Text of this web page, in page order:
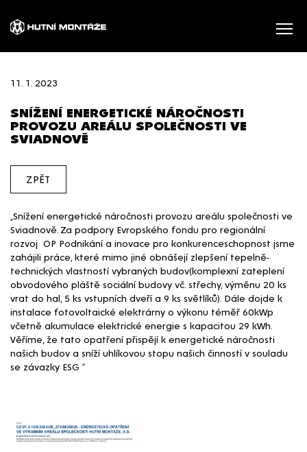
11. 1. 2023
SNÍŽENÍ ENERGETICKÉ NÁROČNOSTI
PROVOZU AREÁLU SPOLEČNOSTI VE
SVIADNOVĚ
ZPĚT
„Snížení energetické náročnosti provozu areálu společnosti ve
Sviadnově. Za podpory Evropského fondu pro regionální
rozvoj OP Podnikání a inovace pro konkurenceschopnost jsme
zahájili práce, které mimo jiné obnášejí zlepšení tepelně-
technických vlastností vybraných budov(komplexní zateplení
obvodového pláště sociální budovy vč. střechy, výměnu 20 ks
vrat do hal, 5 ks vstupních dveří a 9 ks světlíků). Dále dojde k
instalace fotovoltaické elektrárny o výkonu téměř 60kWp
včetně akumulace elektrické energie s kapacitou 29 kWh.
Věříme, že tato opatření přispějí k energetické náročnosti
našich budov a sníží uhlíkovou stopu našich činností v souladu
se závazky ESG “